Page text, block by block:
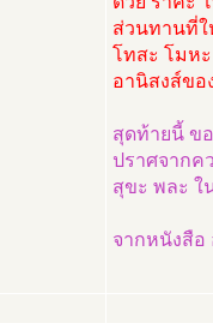
ส่วนทานที่ใ
โทสะ โมห
อานิสงส์ขอ
สุดท้ายนี้ ข
ปราศจากค
สุขะ พละ ใ
จากหนังสือ